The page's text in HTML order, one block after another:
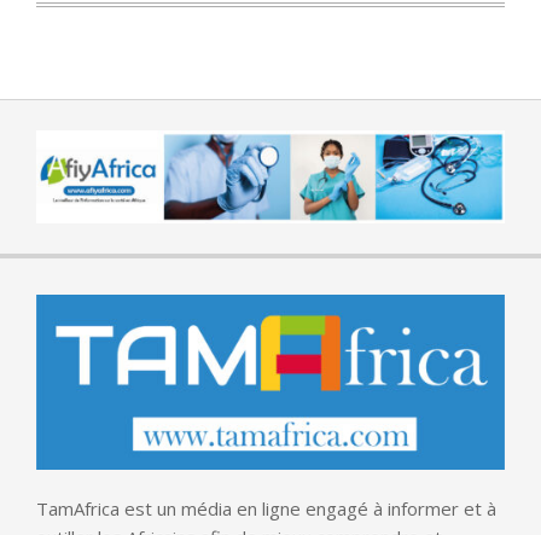
TamAfrica est un média en ligne engagé à informer et à